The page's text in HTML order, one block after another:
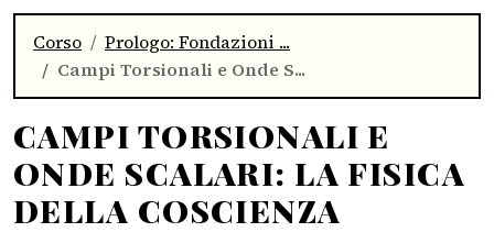
Corso
Prologo: Fondazioni ...
Campi Torsionali e Onde S...
CAMPI TORSIONALI E
ONDE SCALARI: LA FISICA
DELLA COSCIENZA